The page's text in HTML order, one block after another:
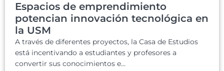
Espacios de emprendimiento
potencian innovación tecnológica en
la USM
A través de diferentes proyectos, la Casa de Estudios
está incentivando a estudiantes y profesores a
convertir sus conocimientos e...